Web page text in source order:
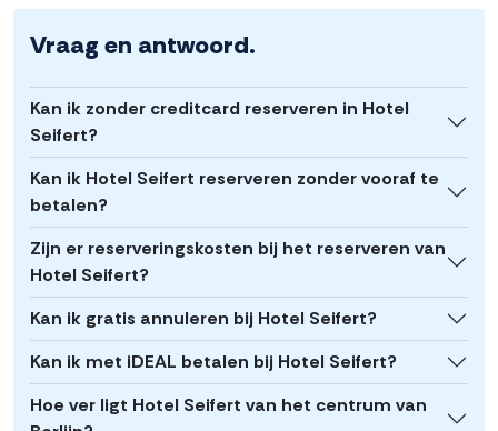
Vraag en antwoord.
Kan ik zonder creditcard reserveren in Hotel
Seifert?
Kan ik Hotel Seifert reserveren zonder vooraf te
betalen?
Zijn er reserveringskosten bij het reserveren van
Hotel Seifert?
Kan ik gratis annuleren bij Hotel Seifert?
Kan ik met iDEAL betalen bij Hotel Seifert?
Hoe ver ligt Hotel Seifert van het centrum van